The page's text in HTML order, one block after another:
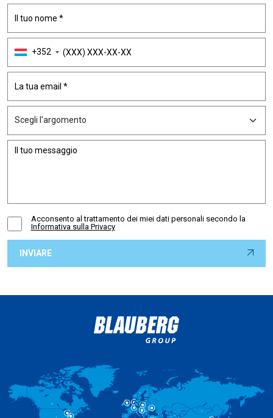
+352
Acconsento al trattamento dei miei dati personali secondo la
Informativa sulla Privacy